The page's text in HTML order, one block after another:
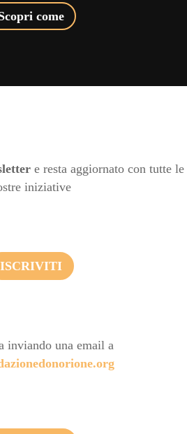
come
e resta aggiornato con tutte le
iniziative
ISCRIVITI
inviando una email a